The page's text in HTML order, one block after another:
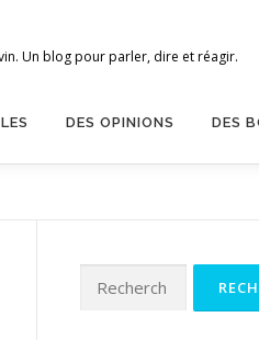
Un blog pour parler, dire et réagir.
DES OPINIONS DES